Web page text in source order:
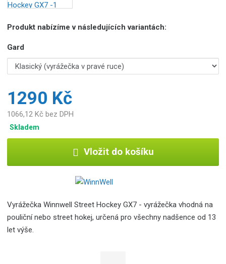
Produkt nabízíme v následujících variantách:
Gard
1290 Kč
1066,12 Kč bez DPH
Skladem
Vložit do košíku
Vyrážečka Winnwell Street Hockey GX7 - vyrážečka vhodná na
pouliční nebo street hokej, určená pro všechny nadšence od 13
let výše.